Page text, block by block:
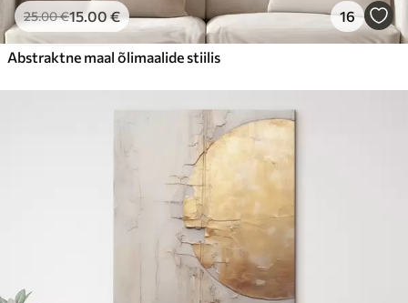
25.00€15.00€ 16
Abstraktne maal õlimaalide stiilis